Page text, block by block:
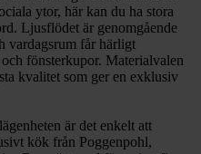
ytor, här kan du ha stora
Ljusflödet är genomgående
vardagsrum får härligt
fönsterkupor. Materialvalen
kvalitet som ger en exklusiv
är det enkelt att
kök från Poggenpohl,